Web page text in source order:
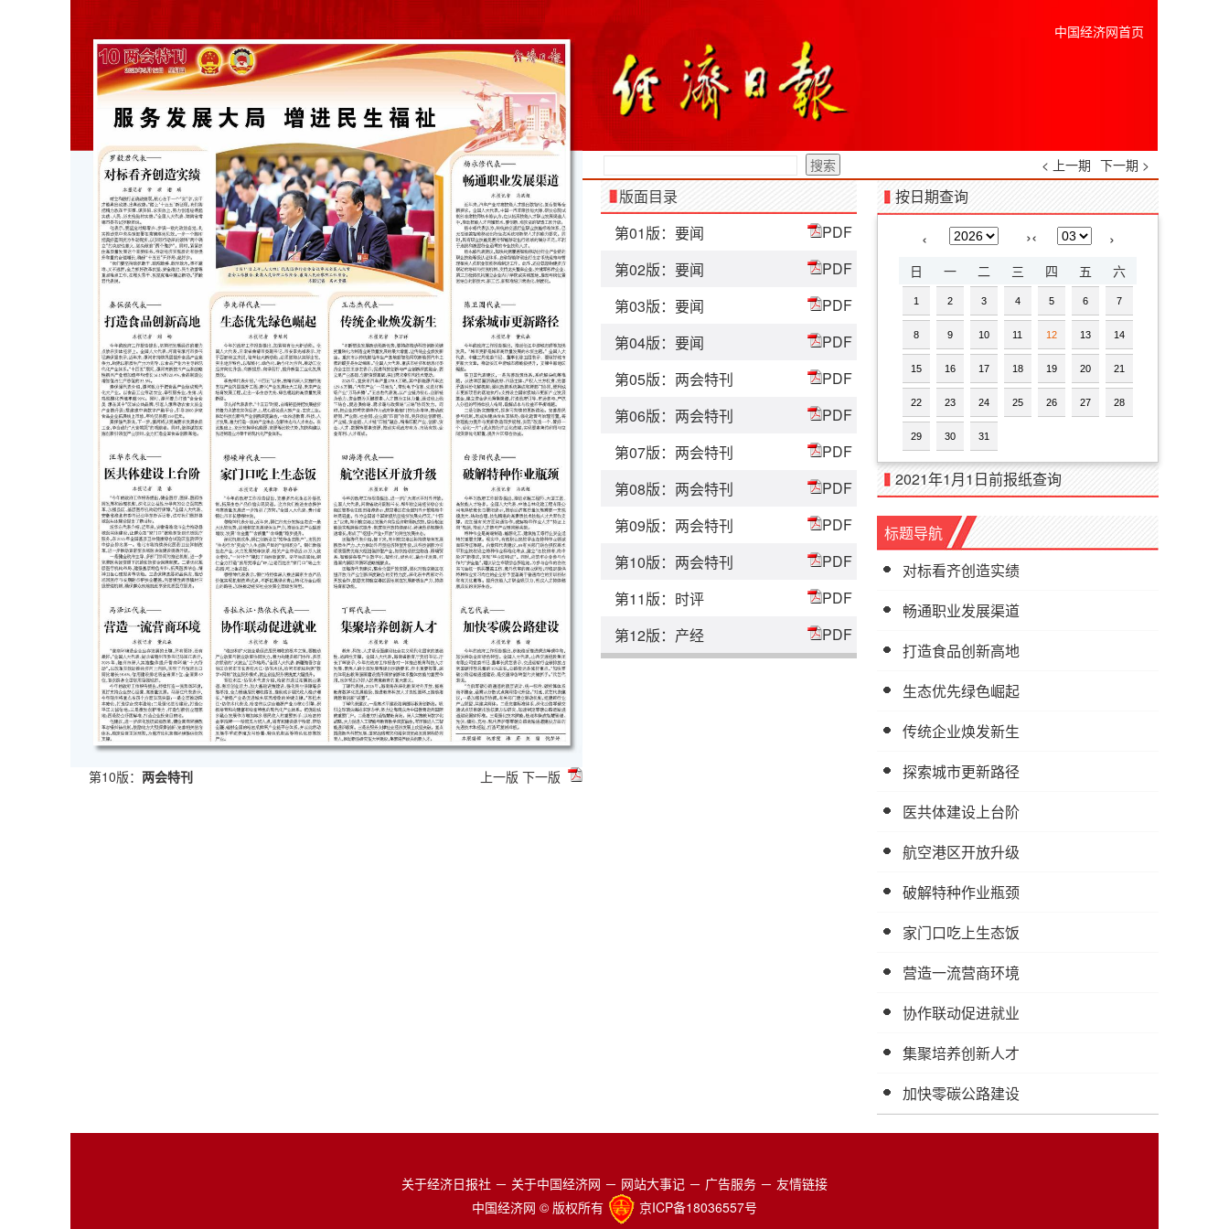
第10版： 两会特刊 上一版 下一版
中国经济网首页
< 上一期 下一期 >
版面目录
第01版：要闻
PDF
第02版：要闻
PDF
第03版：要闻
PDF
第04版：要闻
PDF
第05版：两会特刊
PDF
第06版：两会特刊
PDF
第07版：两会特刊
PDF
第08版：两会特刊
PDF
第09版：两会特刊
PDF
第10版：两会特刊
PDF
第11版：时评
PDF
第12版：产经
PDF
按日期查询
‹ ›‹ ›
日 一 二 三 四 五 六
1 2 3 4 5 6 7
8 9 10 11 12 13 14
15 16 17 18 19 20 21
22 23 24 25 26 27 28
29 30 31
2021年1月1日前报纸查询
标题导航
对标看齐创造实绩
畅通职业发展渠道
打造食品创新高地
生态优先绿色崛起
传统企业焕发新生
探索城市更新路径
医共体建设上台阶
航空港区开放升级
破解特种作业瓶颈
家门口吃上生态饭
营造一流营商环境
协作联动促进就业
集聚培养创新人才
加快零碳公路建设
关于经济日报社 － 关于中国经济网 － 网站大事记 － 广告服务 － 友情链接
中国经济网 © 版权所有
京ICP备18036557号